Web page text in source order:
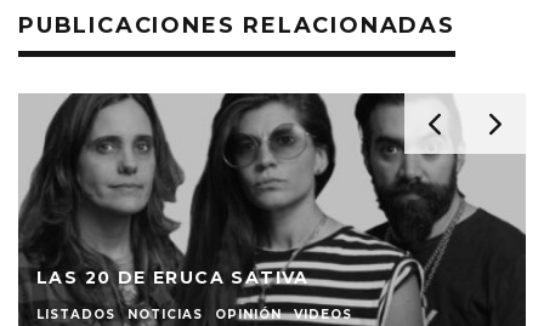
PUBLICACIONES RELACIONADAS
LAS 20 DE ERUCA SATIVA
LISTADOS NOTICIAS OPINIÓN VIDEOS